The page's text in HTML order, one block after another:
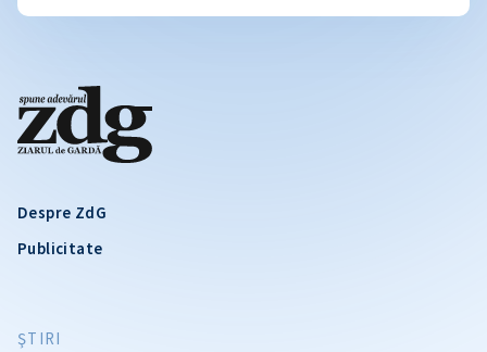
Despre ZdG
Publicitate
ŞTIRI